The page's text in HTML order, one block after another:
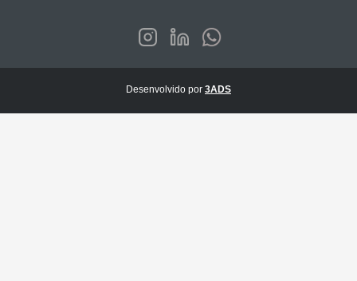
Desenvolvido por 3ADS